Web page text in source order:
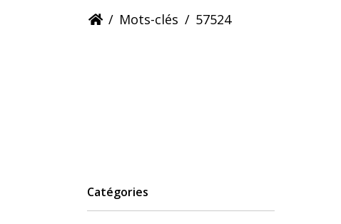
/ Mots-clés / 57524
Catégories